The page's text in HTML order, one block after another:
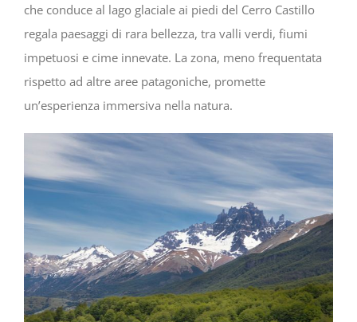
che conduce al lago glaciale ai piedi del Cerro Castillo
regala paesaggi di rara bellezza, tra valli verdi, fiumi
impetuosi e cime innevate. La zona, meno frequentata
rispetto ad altre aree patagoniche, promette
un’esperienza immersiva nella natura.